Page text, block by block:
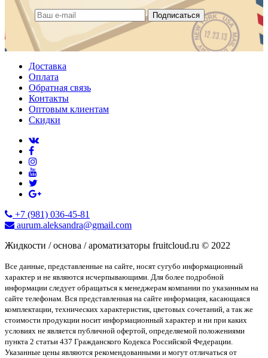
Подписаться
Доставка
Оплата
Обратная связь
Контакты
Оптовым клиентам
Скидки
+7 (981) 036-45-81
aurum.aleksandra@gmail.com
Жидкости / основа / ароматизаторы fruitcloud.ru © 2022
Все данные, представленные на сайте, носят сугубо информационный
характер и не являются исчерпывающими. Для более подробной
информации следует обращаться к менеджерам компании по указанным на
сайте телефонам. Вся представленная на сайте информация, касающаяся
комплектации, технических характеристик, цветовых сочетаний, а так же
стоимости продукции носит информационный характер и ни при каких
условиях не является публичной офертой, определяемой положениями
пункта 2 статьи 437 Гражданского Кодекса Российской Федерации.
Указанные цены являются рекомендованными и могут отличаться от